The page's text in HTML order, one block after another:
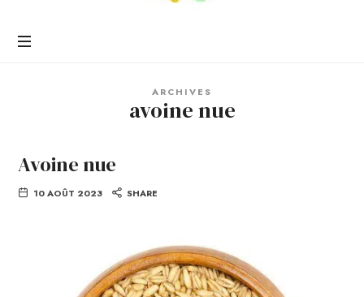
ARCHIVES
avoine nue
Avoine nue
10 AOÛT 2023 SHARE